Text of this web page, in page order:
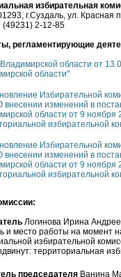
избирательная
г.Суздаль, ул. Красная
(49231) 2-12-85
регламентирующие
области от
области"
Избирательной
внесении изменений в
области от 9
избирательной
Избирательной
внесении изменений в
области от 9
избирательной
Логинова Ирина
и место работы на момент
избирательной
территориальная
председателя Ванина